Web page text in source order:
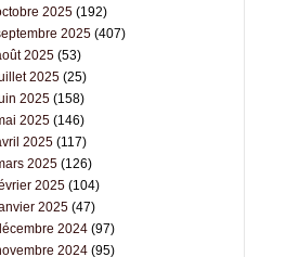
2025(192)
2025(407)
2025(53)
2025(25)
2025(158)
2025(146)
2025(117)
2025(126)
2025(104)
2025(47)
2024(97)
2024(95)